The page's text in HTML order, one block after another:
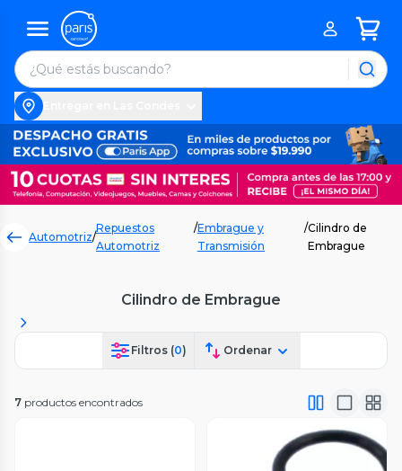
Automotriz/
Repuestos
Automotriz
/Embrague y
Transmisión
/Cilindro de
Embrague
Cilindro de Embrague
Filtros (0) Ordenar
7 productos encontrados